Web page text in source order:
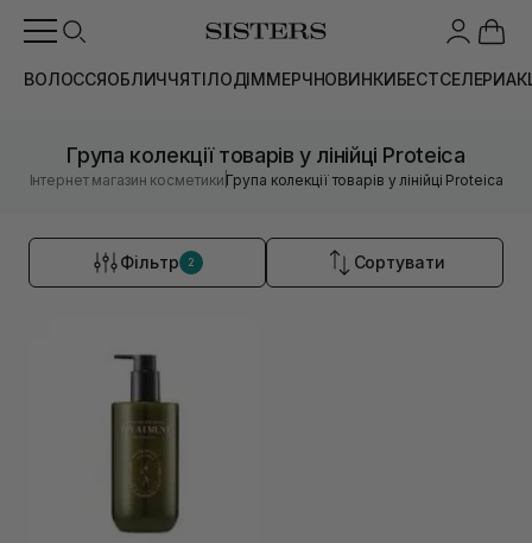
ВОЛОССЯОБЛИЧЧЯТІЛОДІММЕРЧНОВИНКИБЕСТСЕЛЕРИ
Група колекції товарів у лінійці Proteica
Інтернет магазин косметики |Група колекції товарів у лінійці Proteica
Фільтр 2 Сортувати